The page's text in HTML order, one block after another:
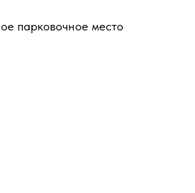
парковочное место